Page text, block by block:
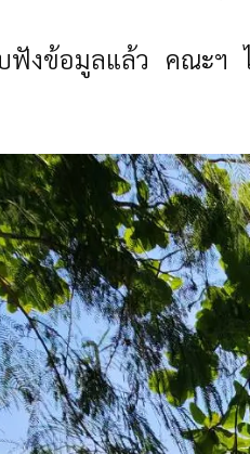
ฟังข้อมูลแล้ว คณะฯ